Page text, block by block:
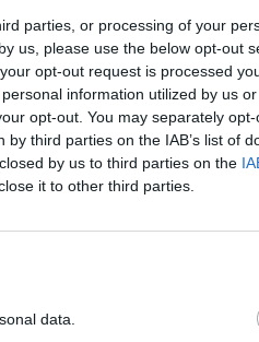
parties, or processing of your
us, please use the below opt-out
opt-out request is processed
information utilized by us
opt-out. You may separately
third parties on the IAB’s list of
by us to third parties on the
it to other third parties.
data.
Atalaia ,Diamantei
festes. En este sentit,
després de la seua
marquen una altra part
compartit, segons
pels 50 anys de